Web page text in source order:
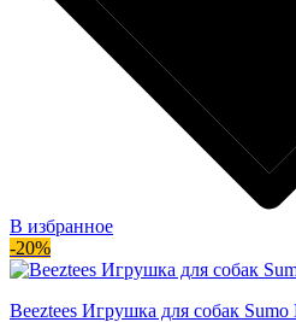
В избранное
-20%
Beeztees Игрушка для собак